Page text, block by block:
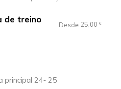
de treino
Desde 25,00 €